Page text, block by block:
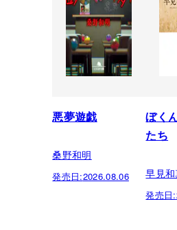
悪夢遊戯
桑野和明
発売日:2026.08.06
ぼく
たち
早見
発売日: